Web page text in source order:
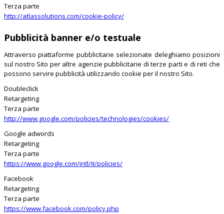
Terza parte
http://atlassolutions.com/cookie-policy/
Pubblicità banner e/o testuale
Attraverso piattaforme pubblicitarie selezionate deleghiamo posizioni
sul nostro Sito per altre agenzie pubblicitarie di terze parti e di reti che
possono servire pubblicità utilizzando cookie per il nostro Sito.
Doubleclick
Retargeting
Terza parte
http://www.google.com/policies/technologies/cookies/
Google adwords
Retargeting
Terza parte
https://www.google.com/intl/it/policies/
Facebook
Retargeting
Terza parte
https://www.facebook.com/policy.php